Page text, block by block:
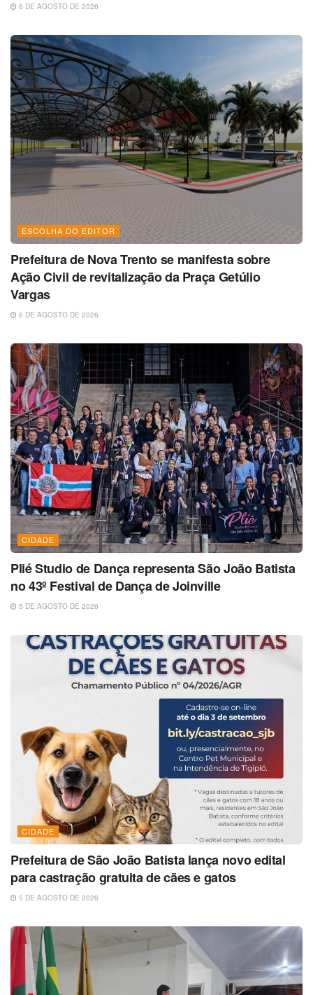
6 DE AGOSTO DE 2026
ESCOLHA DO EDITOR
Prefeitura de Nova Trento se manifesta sobre
Ação Civil de revitalização da Praça Getúlio
Vargas
6 DE AGOSTO DE 2026
CIDADE
Plié Studio de Dança representa São João Batista
no 43º Festival de Dança de Joinville
5 DE AGOSTO DE 2026
CIDADE
Prefeitura de São João Batista lança novo edital
para castração gratuita de cães e gatos
5 DE AGOSTO DE 2026